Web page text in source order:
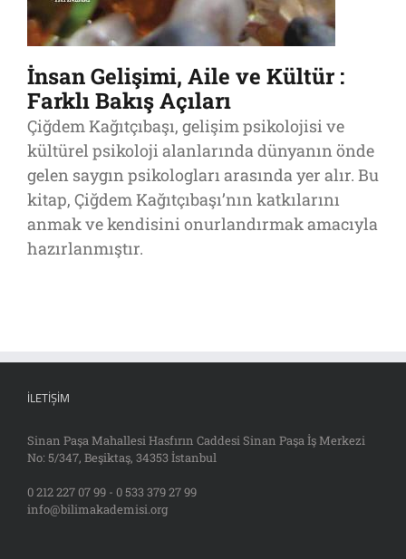
İnsan Gelişimi, Aile ve Kültür :
Farklı Bakış Açıları
Çiğdem Kağıtçıbaşı, gelişim psikolojisi ve
kültürel psikoloji alanlarında dünyanın önde
gelen saygın psikologları arasında yer alır. Bu
kitap, Çiğdem Kağıtçıbaşı’nın katkılarını
anmak ve kendisini onurlandırmak amacıyla
hazırlanmıştır.
İLETIŞIM
Sinan Paşa Mahallesi Hasfırın Caddesi Sinan Paşa İş Merkezi
No: 5/347, Beşiktaş, 34353 İstanbul
0 212 227 07 99 - 0 533 379 27 99
info@bilimakademisi.org